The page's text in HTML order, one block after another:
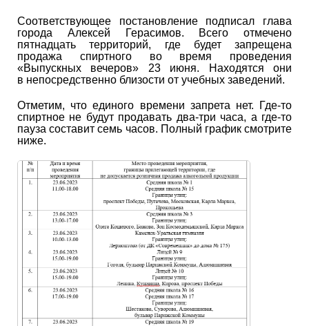
Соответствующее постановление подписал глава
города Алексей Герасимов. Всего отмечено
пятнадцать территорий, где будет запрещена
продажа спиртного во время проведения
«Выпускных вечеров» 23 июня. Находятся они
в непосредственно близости от учебных заведений.
Отметим, что единого времени запрета нет. Где-то
спиртное не будут продавать два-три часа, а где-то
пауза составит семь часов. Полный график смотрите
ниже.